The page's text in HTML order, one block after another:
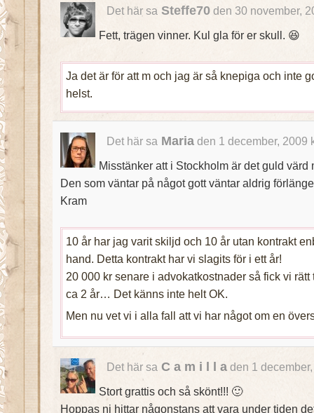
Det här saSteffe70den 30 november,
Fett, trägen vinner. Kul gla för er skull. 😆
Ja det är för att m och jag är så knepiga och inte
helst.
Det här sa Mariaden 1 december, 2009
Misstänker att i Stockholm är det guld värd
Den som väntar på något gott väntar aldrig
Kram
10 år har jag varit skiljd och 10 år utan kontrakt
hand. Detta kontrakt har vi slagits för i ett år!
20 000 kr senare i advokatkostnader så fick vi rätt
ca 2 år… Det känns inte helt OK.
Men nu vet vi i alla fall att vi har något om en
Det här sa C a m i l l aden 1
Stort grattis och så skönt!!! 🙂
Hoppas ni hittar någonstans att vara under tiden